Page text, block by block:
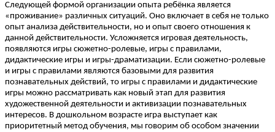
Следующей формой организации опыта ребёнка является
«проживание» различных ситуаций. Оно включает в себя не только
опыт анализа действительности, но и опыт своего отношения к
данной действительности. Усложняется игровая деятельность,
появляются игры сюжетно-ролевые, игры с правилами,
дидактические игры и игры-драматизации. Если сюжетно-ролевые
и игры с правилами являются базовыми для развития
познавательных действий, то игры с правилами и дидактические
игры можно рассматривать как новый этап для развития
художественной деятельности и активизации познавательных
интересов. В дошкольном возрасте игра выступает как
приоритетный метод обучения, мы говорим об особом значении